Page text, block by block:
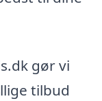
gør vi
tilbud